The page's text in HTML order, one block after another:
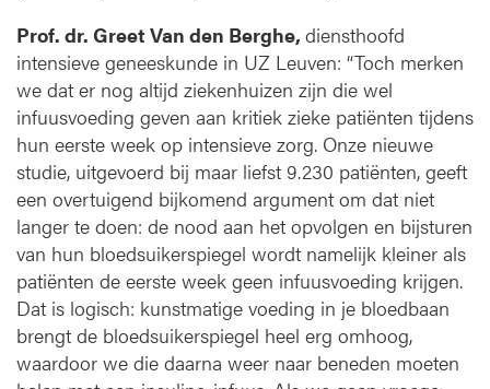
Prof. dr. Greet Van den Berghe, diensthoofd
intensieve geneeskunde in UZ Leuven: “Toch merken
we dat er nog altijd ziekenhuizen zijn die wel
infuusvoeding geven aan kritiek zieke patiënten tijdens
hun eerste week op intensieve zorg. Onze nieuwe
studie, uitgevoerd bij maar liefst 9.230 patiënten, geeft
een overtuigend bijkomend argument om dat niet
langer te doen: de nood aan het opvolgen en bijsturen
van hun bloedsuikerspiegel wordt namelijk kleiner als
patiënten de eerste week geen infuusvoeding krijgen.
Dat is logisch: kunstmatige voeding in je bloedbaan
brengt de bloedsuikerspiegel heel erg omhoog,
waardoor we die daarna weer naar beneden moeten